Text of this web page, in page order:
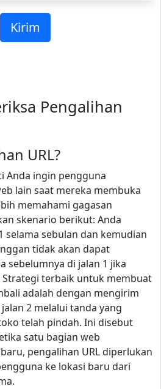
Pengalihan
URL?
Anda ingin pengguna
lain saat mereka membuka
memahami gagasan
skenario berikut: Anda
selama sebulan dan kemudian
tidak akan dapat
sebelumnya di jalan 1 jika
Strategi terbaik untuk membuat
adalah dengan mengirim
2 melalui tanda yang
telah pindah. Ini disebut
satu bagian web
pengalihan URL diperlukan
ke lokasi baru dari